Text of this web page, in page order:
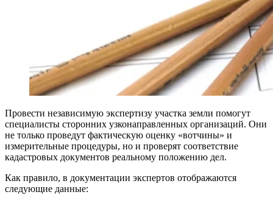
Провести независимую экспертизу участка земли помогут
специалисты сторонних узконаправленных организаций. Они
не только проведут фактическую оценку «вотчины» и
измерительные процедуры, но и проверят соответствие
кадастровых документов реальному положению дел.
Как правило, в документации экспертов отображаются
следующие данные: